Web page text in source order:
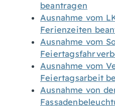
beantragen
Ausnahme vom
Ferienzeiten
Ausnahme vom
Ausnahme vom
Feiertagsarbeit
Ausnahme von